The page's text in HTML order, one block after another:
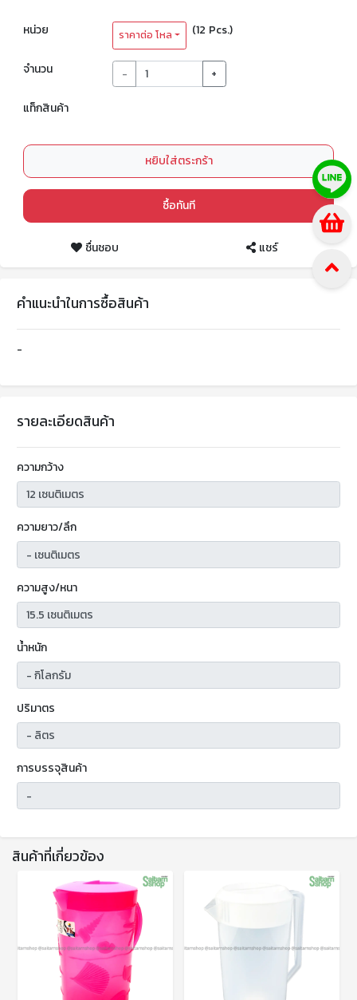
หน่วย ราคาต่อ โหล (12 Pcs.)
จำนวน - +
แท็กสินค้า
หยิบใส่ตระกร้า
ซื้อทันที
ชื่นชอบ แชร์
คำแนะนำในการซื้อสินค้า
-
รายละเอียดสินค้า
ความกว้าง
ความยาว/ลึก
ความสูง/หนา
น้ำหนัก
ปริมาตร
การบรรจุสินค้า
สินค้าที่เกี่ยวข้อง